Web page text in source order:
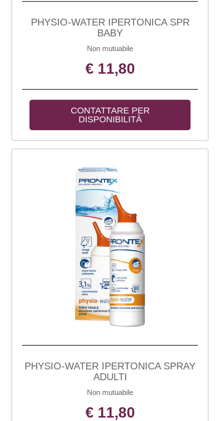
PHYSIO-WATER IPERTONICA SPR
BABY
Non mutuabile
€ 11,80
CONTATTARE PER
DISPONIBILITÀ
PHYSIO-WATER IPERTONICA SPRAY
ADULTI
Non mutuabile
€ 11,80